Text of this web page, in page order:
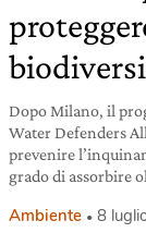
Dopo Milano, il
Water Defenders
prevenire
grado di assorbire
Ambiente 8